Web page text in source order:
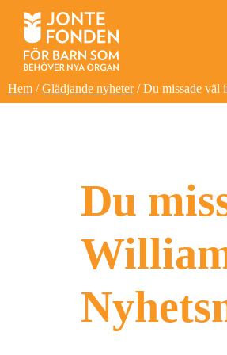
Hoppa
huvudnavigering
Hoppa
huvudinnehåll
Hoppa
sidfot
Hem /Glädjande nyheter/ Du missade väl
Du